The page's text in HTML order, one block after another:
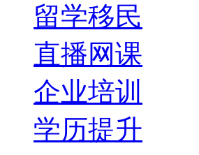
留学移民
直播网课
企业培训
学历提升